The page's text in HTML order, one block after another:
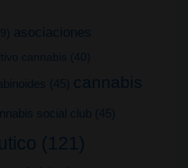
asociaciones
cannabis (40)
(45) cannabis
social club (45)
(121)